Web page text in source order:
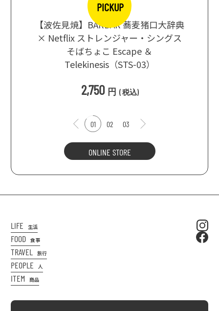
PICKUP
【波佐見焼】BARBAR 蕎麦猪口大辞典
× Netflix ストレンジャー・シングス
そばちょこ Escape ＆
Telekinesis（STS-03）
2,750 円 (税込)
01 02 03
ONLINE STORE
LIFE 生活
FOOD 食事
TRAVEL 旅行
PEOPLE 人
ITEM 商品